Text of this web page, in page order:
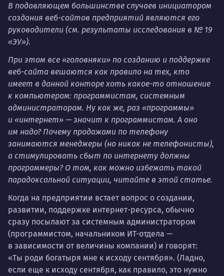
В подавляющем большинстве случаев инициатором
создания веб-сайтов предприятий являются его
руководители (см. результаты исследования в № 19
«ЭУ»).
При этом все «головняки» по созданию и поддержке
веб-сайта вешаются как правило на тех, кто
имеет в данной конторе хоть какое-то отношение
к компьютерам: программистам, системным
администраторам. Ну как же, раз «программы»
и «интернет» — значит к программистам. А оно
им надо? Почему продажами по телефону
занимаются менеджеры (но никак не телефонисты),
а стимулировать сбыт по интернету должны
программеры? О том, как можно избежать такой
парадоксальной ситуации, читайте в этой статье.
Когда на предприятии встает вопрос о создании,
развитии, поддержке интернет-ресурса, обычно
сразу посылают за системным администратором
(программистом, начальником ИТ-отдела —
в зависимости от величины компании) и говорят:
«Ты роди богатыря мне к исходу сентября». (Ладно,
если еще к исходу сентября, как правило, это нужно